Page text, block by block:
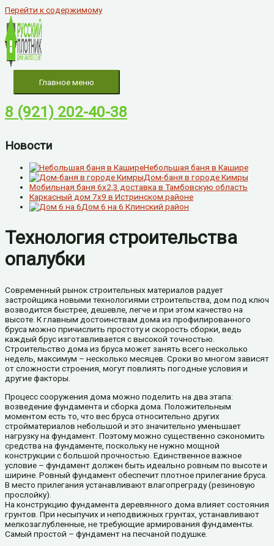
Перейти к содержимому
Главное меню
8 (921) 202-40-38
Новости
Небольшая баня в Кашире
Дом-баня в городе Кимры
Мобильная баня 6х2,3 доставка в Тамбовскую область
Каркасный дом 7х9 в Истринском районе
Дом 6 на 6 Клинский район
Технология строительства
опалубки
Современный рынок строительных материалов радует
застройщика новыми технологиями строительства, дом под ключ
возводится быстрее, дешевле, легче и при этом качество на
высоте. К главным достоинствам дома из профилированного
бруса можно причислить простоту и скорость сборки, ведь
каждый брус изготавливается с высокой точностью.
Строительство дома из бруса может занять всего несколько
недель, максимум – несколько месяцев. Сроки во многом зависят
от сложности строения, могут повлиять погодные условия и
другие факторы.
Процесс сооружения дома можно поделить на два этапа:
возведение фундамента и сборка дома. Положительным
моментом есть то, что вес бруса относительно других
стройматериалов небольшой и это значительно уменьшает
нагрузку на фундамент. Поэтому можно существенно сэкономить
средства на фундаменте, поскольку не нужно мощной
конструкции с большой прочностью. Единственное важное
условие – фундамент должен быть идеально ровным по высоте и
ширине. Ровный фундамент обеспечит плотное прилегание бруса.
В место прилегания устанавливают влагопреграду (резиновую
прослойку).
На конструкцию фундамента деревянного дома влияет состояния
грунтов. При несыпучих и неподвижных грунтах, устанавливают
мелкозаглубленные, не требующие армирования фундаменты.
Самый простой – фундамент на песчаной подушке.